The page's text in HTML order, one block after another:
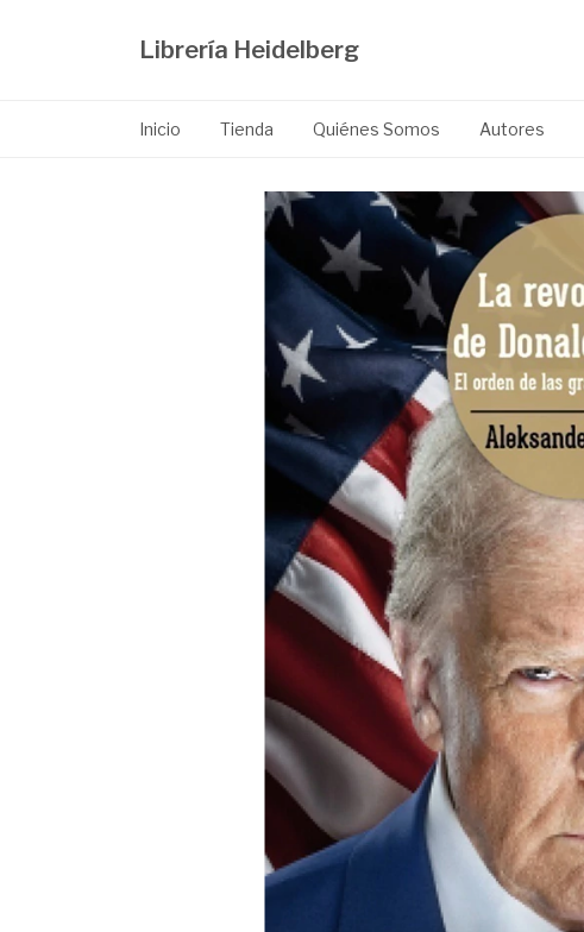
Librería Heidelberg
Inicio Tienda Quiénes Somos Autores